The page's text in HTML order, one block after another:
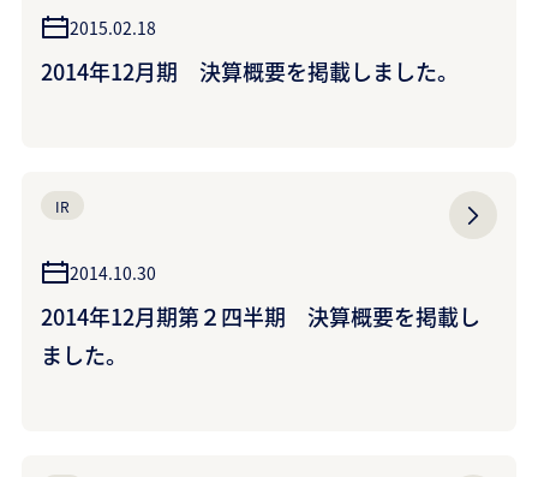
2015.02.18
2014年12月期 決算概要を掲載しました。
IR
2014.10.30
2014年12月期第２四半期 決算概要を掲載し
ました。